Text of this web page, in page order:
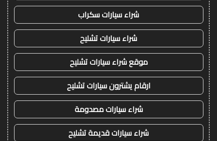
شراء سيارات سكراب
شراء سيارات تشليح
موقع شراء سيارات تشليح
ارقام يشترون سيارات تشليح
شراء سيارات مصدومة
شراء سيارات قديمة تشليح